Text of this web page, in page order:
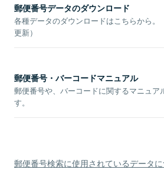
郵便番号データのダウンロード
各種データのダウンロードはこちらから。
更新）
郵便番号・バーコードマニュアル
郵便番号や、バーコードに関するマニュア
す。
郵便番号検索に使用されているデータ